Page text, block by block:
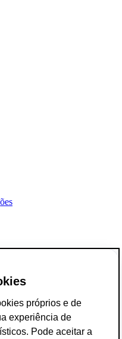
próprios e de
experiência de
Pode aceitar a